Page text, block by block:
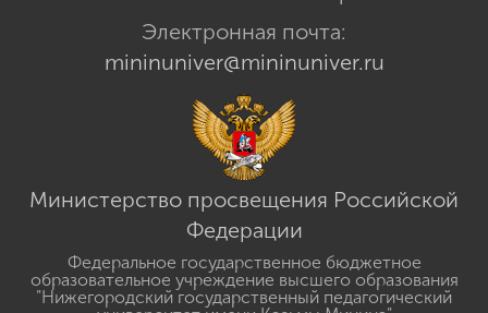
Электронная почта:
mininuniver@mininuniver.ru
Министерство просвещения Российской
Федерации
Федеральное государственное бюджетное
образовательное учреждение высшего образования
"Нижегородский государственный педагогический